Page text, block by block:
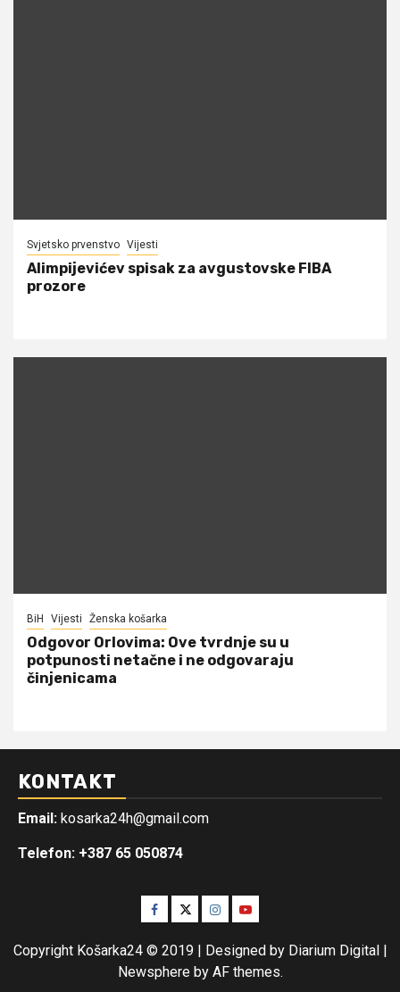
Svjetsko prvenstvo Vijesti
Alimpijevićev spisak za avgustovske FIBA
prozore
BiH Vijesti Ženska košarka
Odgovor Orlovima: ​Ove tvrdnje su u
potpunosti netačne i ne odgovaraju
činjenicama
KONTAKT
Email: kosarka24h@gmail.com
Telefon: +387 65 050874
Facebook
TwitterInstagram
Youtube
Copyright Košarka24 © 2019 | Designed by Diarium Digital |
Newsphereby AF themes.